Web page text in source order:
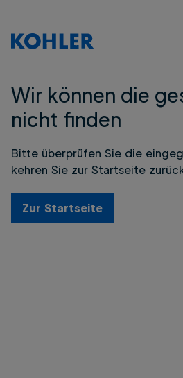
Wir können die
nicht finden
Bitte überprüfen Sie die
kehren Sie zur Startseite
Zur Startseite